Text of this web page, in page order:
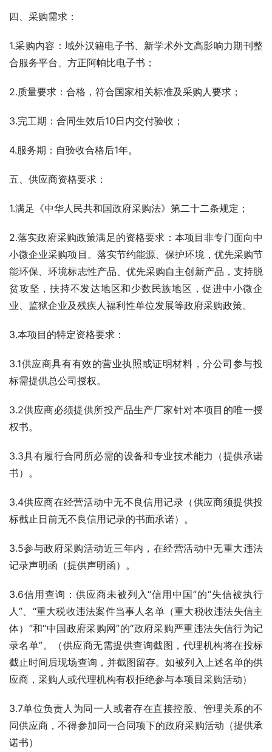
四、采购需求：
1.采购内容：域外汉籍电子书、新学术外文高影响力期刊整
合服务平台、方正阿帕比电子书；
2.质量要求：合格，符合国家相关标准及采购人要求；
3.完工期：合同生效后10日内交付验收；
4.服务期：自验收合格后1年。
五、供应商资格要求：
1.满足《中华人民共和国政府采购法》第二十二条规定；
2.落实政府采购政策满足的资格要求：本项目非专门面向中
小微企业采购项目。落实节约能源、保护环境，优先采购节
能环保、环境标志性产品、优先采购自主创新产品，支持脱
贫攻坚，扶持不发达地区和少数民族地区，促进中小微企
业、监狱企业及残疾人福利性单位发展等政府采购政策。
3.本项目的特定资格要求：
3.1供应商具有有效的营业执照或证明材料，分公司参与投
标需提供总公司授权。
3.2供应商必须提供所投产品生产厂家针对本项目的唯一授
权书。
3.3具有履行合同所必需的设备和专业技术能力（提供承诺
书）。
3.4供应商在经营活动中无不良信用记录（供应商须提供投
标截止日前无不良信用记录的书面承诺）。
3.5参与政府采购活动近三年内，在经营活动中无重大违法
记录声明函（提供声明函）。
3.6信用查询：供应商未被列入“信用中国”的“失信被执行
人”、“重大税收违法案件当事人名单（重大税收违法失信主
体）”和“中国政府采购网”的“政府采购严重违法失信行为记
录名单”。（供应商无需提供查询截图，代理机构将在投标
截止时间后现场查询，并截图留存。如被列入上述名单的供
应商，采购人或代理机构有权拒绝参与本项目采购活动）
3.7单位负责人为同一人或者存在直接控股、管理关系的不
同供应商，不得参加同一合同项下的政府采购活动（提供承
诺书）